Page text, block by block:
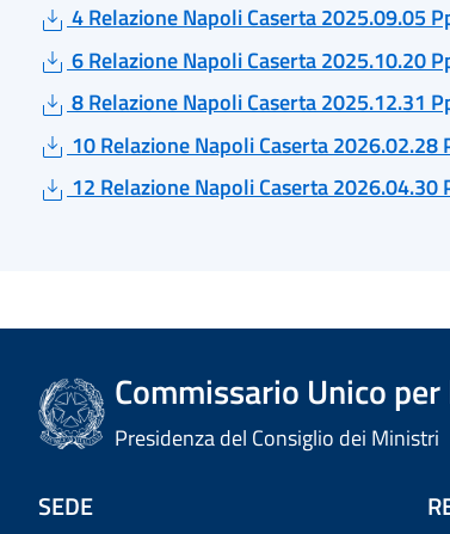
4 Relazione Napoli Caserta 2025.09.05
6 Relazione Napoli Caserta 2025.10.20
8 Relazione Napoli Caserta 2025.12.31
10 Relazione Napoli Caserta 2026.02.28
12 Relazione Napoli Caserta 2026.04.30
Commissario Unico
Presidenza del Consiglio dei Ministri
SEDE